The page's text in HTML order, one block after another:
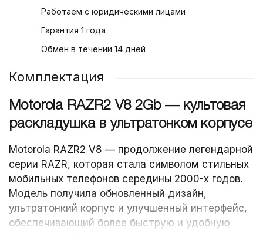
Работаем с юридическими лицами
Гарантия 1 года
Обмен в течении 14 дней
Комплектация
Motorola RAZR2 V8 2Gb — культовая
раскладушка в ультратонком корпусе
Motorola RAZR2 V8 — продолжение легендарной
серии RAZR, которая стала символом стильных
мобильных телефонов середины 2000-х годов.
Модель получила обновленный дизайн,
ультратонкий корпус и улучшенный интерфейс,
обеспечивающий более быструю и удобную